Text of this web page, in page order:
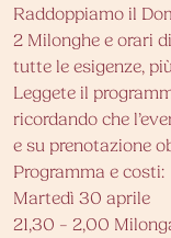
Raddoppiamo il
2 Milonghe e orari
tutte le esigenze,
Leggete il
ricordando che
e su prenotazione
Programma e costi:
Martedì 30 aprile
21,30 – 2,00